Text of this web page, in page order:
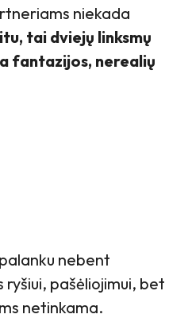
niekada
tai dviejų linksmų
fantazijos, nerealių
nebent
pašėliojimui, bet
netinkama.